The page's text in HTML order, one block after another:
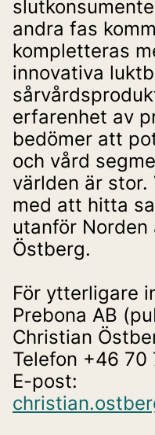
andra fas
kompletteras
innovativa
erfarenhet av
bedömer att
och vård
världen är
med att hitta
utanför
Östberg.
För ytterligare
Prebona AB
Christian
Telefon +46 70